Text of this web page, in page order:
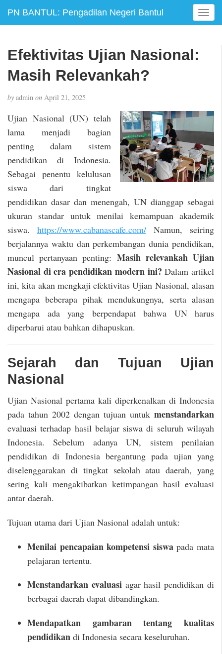
PN BANTUL: Pengadilan Negeri Bantul
T
o
i
a
t
i
o
n
Efektivitas Ujian Nasional:
Masih Relevankah?
by admin on April 21, 2025
Ujian Nasional (UN) telah
lama menjadi bagian
penting dalam sistem
pendidikan di Indonesia.
Sebagai penentu kelulusan
siswa dari tingkat
pendidikan dasar dan menengah, UN dianggap sebagai
ukuran standar untuk menilai kemampuan akademik
siswa. https://www.cabanascafe.com/ Namun, seiring
berjalannya waktu dan perkembangan dunia pendidikan,
muncul pertanyaan penting: Masih relevankah Ujian
Nasional di era pendidikan modern ini? Dalam artikel
ini, kita akan mengkaji efektivitas Ujian Nasional, alasan
mengapa beberapa pihak mendukungnya, serta alasan
mengapa ada yang berpendapat bahwa UN harus
diperbarui atau bahkan dihapuskan.
Sejarah dan Tujuan Ujian
Nasional
Ujian Nasional pertama kali diperkenalkan di Indonesia
pada tahun 2002 dengan tujuan untuk menstandarkan
evaluasi terhadap hasil belajar siswa di seluruh wilayah
Indonesia. Sebelum adanya UN, sistem penilaian
pendidikan di Indonesia bergantung pada ujian yang
diselenggarakan di tingkat sekolah atau daerah, yang
sering kali mengakibatkan ketimpangan hasil evaluasi
antar daerah.
Tujuan utama dari Ujian Nasional adalah untuk:
Menilai pencapaian kompetensi siswapada mata
pelajaran tertentu.
Menstandarkan evaluasiagar hasil pendidikan di
berbagai daerah dapat dibandingkan.
Mendapatkan gambaran tentang kualitas
pendidikan di Indonesia secara keseluruhan.